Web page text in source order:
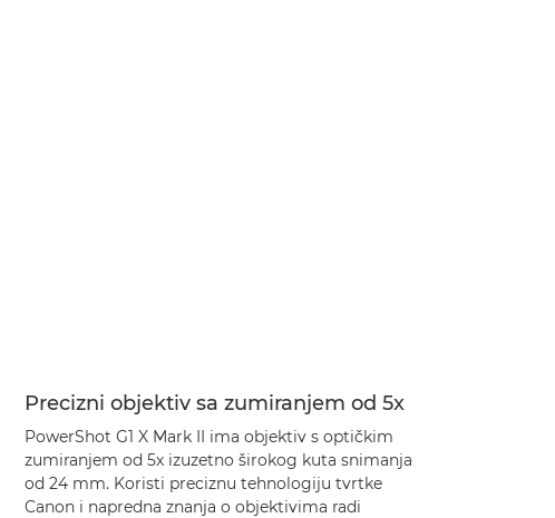
Precizni objektiv sa zumiranjem od 5x
PowerShot G1 X Mark II ima objektiv s optičkim
zumiranjem od 5x izuzetno širokog kuta snimanja
od 24 mm. Koristi preciznu tehnologiju tvrtke
Canon i napredna znanja o objektivima radi